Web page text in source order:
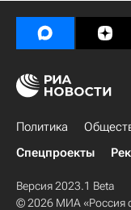
Политика
Спецпроекты
Версия 2023.1 Beta
© 2026 МИА «Россия